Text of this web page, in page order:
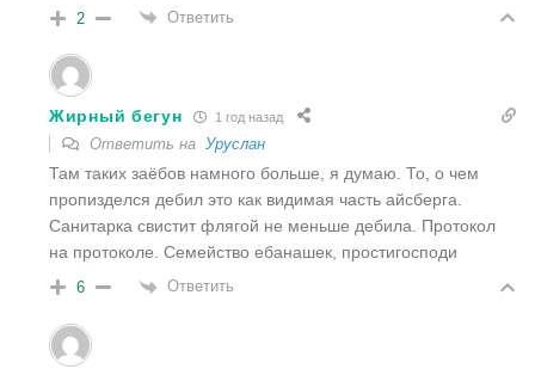
2 Ответить
Жирный бегун 1 год назад
Ответить на Уруслан
Там таких заёбов намного больше, я думаю. То, о чем
пропизделся дебил это как видимая часть айсберга.
Санитарка свистит флягой не меньше дебила. Протокол
на протоколе. Семейство ебанашек, простигосподи
6 Ответить